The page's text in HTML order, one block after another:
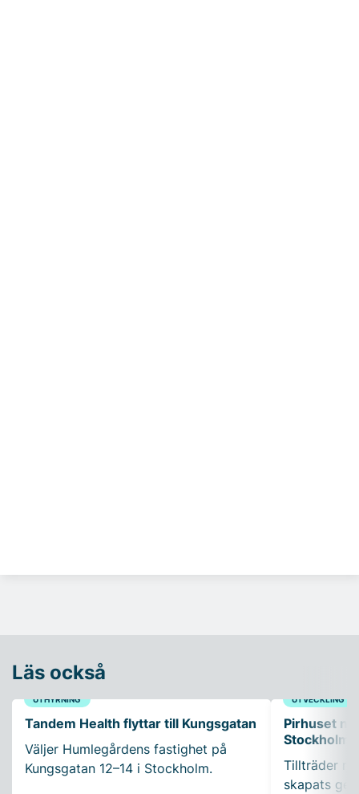
Läs också
UTHYRNING
Tandem Health flyttar till Kungsgatan
Väljer Humlegårdens fastighet på
Kungsgatan 12–14 i Stockholm.
UTVECKLING
Pirhuset
Tillträder
skapats